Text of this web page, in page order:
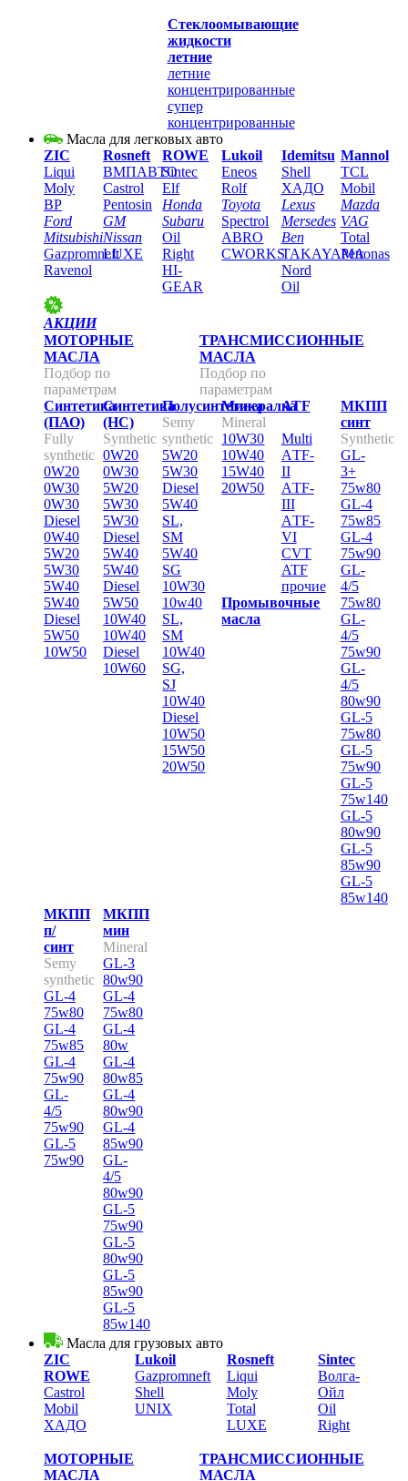
Стеклоомывающие
жидкости
летние
летние
концентрированные
супер
концентрированные
Масла для легковых авто
ZIC
Liqui
Moly
BP
Ford
Mitsubishi
Gazpromneft
Ravenol
Rosneft
ВМПАВТО
Castrol
Pentosin
GM
Nissan
LUXE
ROWE
Sintec
Elf
Honda
Subaru
Oil
Right
HI-
GEAR
Lukoil
Eneos
Rolf
Toyota
Spectrol
ABRO
CWORKS
Idemitsu
Shell
XАДО
Lexus
Mersedes
Ben
TAKAYAMA
Nord
Oil
Mannol
TCL
Mobil
Mazda
VAG
Total
Petronas
АКЦИИ
МОТОРНЫЕ
МАСЛА
Подбор по
параметрам
ТРАНСМИССИОННЫЕ
МАСЛА
Подбор по
параметрам
Синтетика
(ПАО)
Fully
synthetic
0W20
0W30
0W30
Diesel
0W40
5W20
5W30
5W40
5W40
Diesel
5W50
10W50
Синтетика
(НС)
Synthetic
0W20
0W30
5W20
5W30
5W30
Diesel
5W40
5W40
Diesel
5W50
10W40
10W40
Diesel
10W60
Полусинтетика
Sеmy
synthetic
5W20
5W30
Diesel
5W40
SL,
SM
5W40
SG
10W30
10w40
SL,
SM
10W40
SG,
SJ
10W40
Diesel
10W50
15W50
20W50
Минералка
Mineral
10W30
10W40
15W40
20W50
Промывочные
масла
ATF
Multi
АTF-
II
АTF-
III
АTF-
VI
CVT
ATF
прочие
МКПП
синт
Synthetic
GL-
3+
75w80
GL-4
75w85
GL-4
75w90
GL-
4/5
75w80
GL-
4/5
75w90
GL-
4/5
80w90
GL-5
75w80
GL-5
75w90
GL-5
75w140
GL-5
80w90
GL-5
85w90
GL-5
85w140
МКПП
п/
синт
Sеmy
synthetic
GL-4
75w80
GL-4
75w85
GL-4
75w90
GL-
4/5
75w90
GL-5
75w90
МКПП
мин
Mineral
GL-3
80w90
GL-4
75w80
GL-4
80w
GL-4
80w85
GL-4
80w90
GL-4
85w90
GL-
4/5
80w90
GL-5
75w90
GL-5
80w90
GL-5
85w90
GL-5
85w140
Масла для грузовых авто
ZIC
ROWE
Castrol
Mobil
XАДО
Lukoil
Gazpromneft
Shell
UNIX
Rosneft
Liqui
Moly
Total
LUXE
Sintec
Волга-
Ойл
Oil
Right
МОТОРНЫЕ
МАСЛА
ТРАНСМИССИОННЫЕ
МАСЛА